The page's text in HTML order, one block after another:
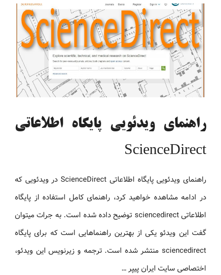
راهنمای ویدئویی پایگاه اطلاعاتی
ScienceDirect
راهنمای ویدئویی پایگاه اطلاعاتی ScienceDirect در ویدئویی که
در ادامه مشاهده خواهید کرد، راهنمای کامل استفاده از پایگاه
اطلاعاتی sciencedirect توضیح داده شده است. به جرات میتوان
گفت این ویدئو یکی از بهترین راهنماهایی است که برای پایگاه
sciencedirect منتشر شده است. ترجمه و زیرنویس این ویدئو،
اختصاصی سایت ایران پیپر …